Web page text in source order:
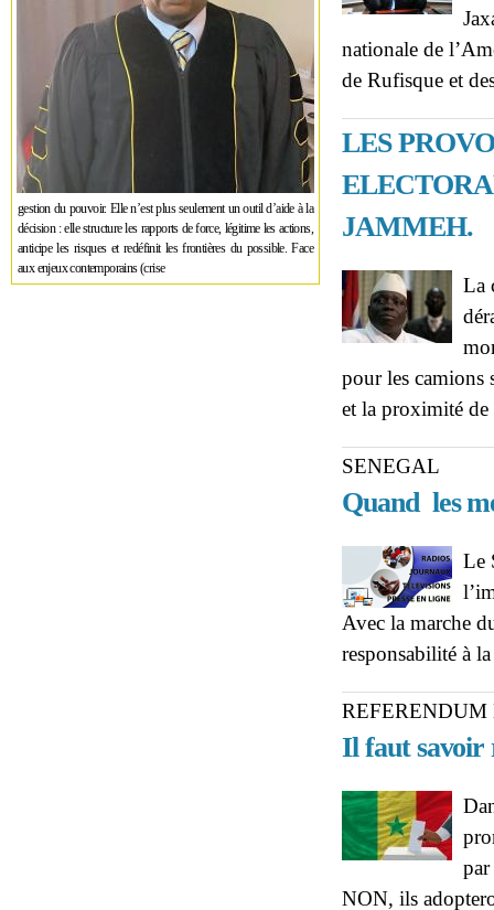
gestion du pouvoir. Elle n’est plus seulement un outil d’aide à la
décision : elle structure les rapports de force, légitime les actions,
anticipe les risques et redéfinit les frontières du possible. Face
aux enjeux contemporains (crise
nationale de
de Rufisque et
LES
JAMMEH.
La
pour les camions
et la proximité
SENEGAL
Quand les
Le
Avec la marche
responsabilité à
Il faut savoir
NON, ils